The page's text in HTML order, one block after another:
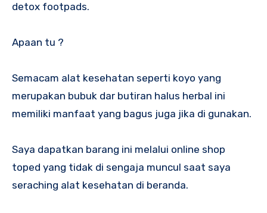
detox footpads.
Apaan tu ?
Semacam alat kesehatan seperti koyo yang
merupakan bubuk dar butiran halus herbal ini
memiliki manfaat yang bagus juga jika di gunakan.
Saya dapatkan barang ini melalui online shop
toped yang tidak di sengaja muncul saat saya
seraching alat kesehatan di beranda.